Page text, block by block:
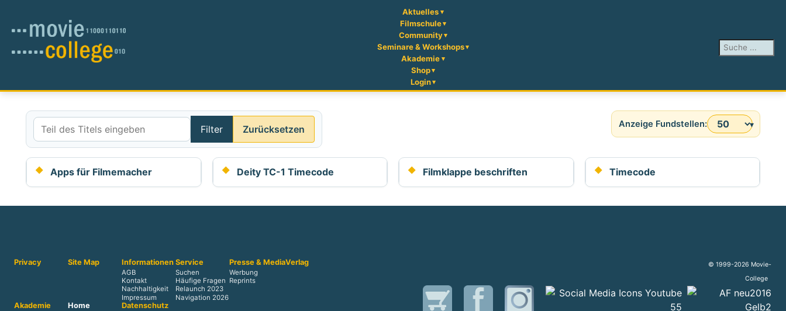
Aktuelles
Filmschule
Community
Seminare & Workshops
Akademie
Shop
Login
Suchen ...
Teil des Titels eingeben
Filter Zurücksetzen Anzeige #
Apps für Filmemacher Deity TC-1 Timecode Filmklappe beschriften Timecode
Privacy Site Map Informationen
AGB
Kontakt
Nachhaltigkeit
Impressum
Service
Suchen
Häufige Fragen
Relaunch 2023
Navigation 2026
Presse & Media
Werbung
Reprints
Verlag
Akademie Home Datenschutz
© 1999-2026 Movie-
College